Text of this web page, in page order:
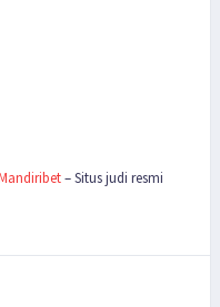
– Situs judi resmi